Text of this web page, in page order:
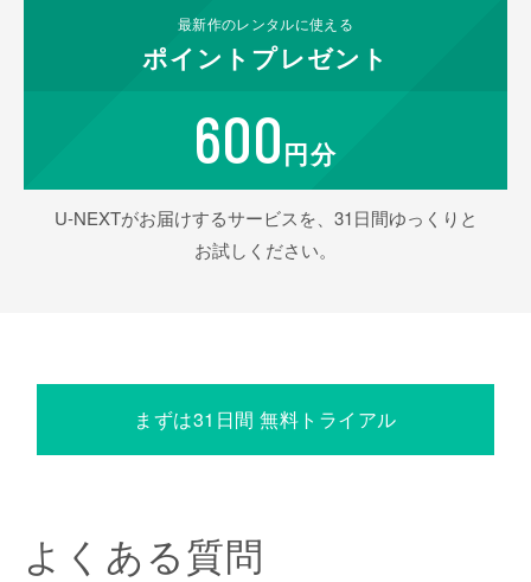
最新作のレンタルに使える
ポイント プレゼント
600円分
U-NEXTがお届けするサービスを、31日間ゆっくりと
お試しください。
まずは31日間 無料トライアル
よくある質問